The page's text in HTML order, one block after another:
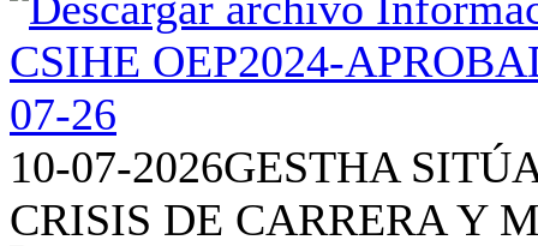
10-07-2026GESTHA
CRISIS DE CARRERA Y